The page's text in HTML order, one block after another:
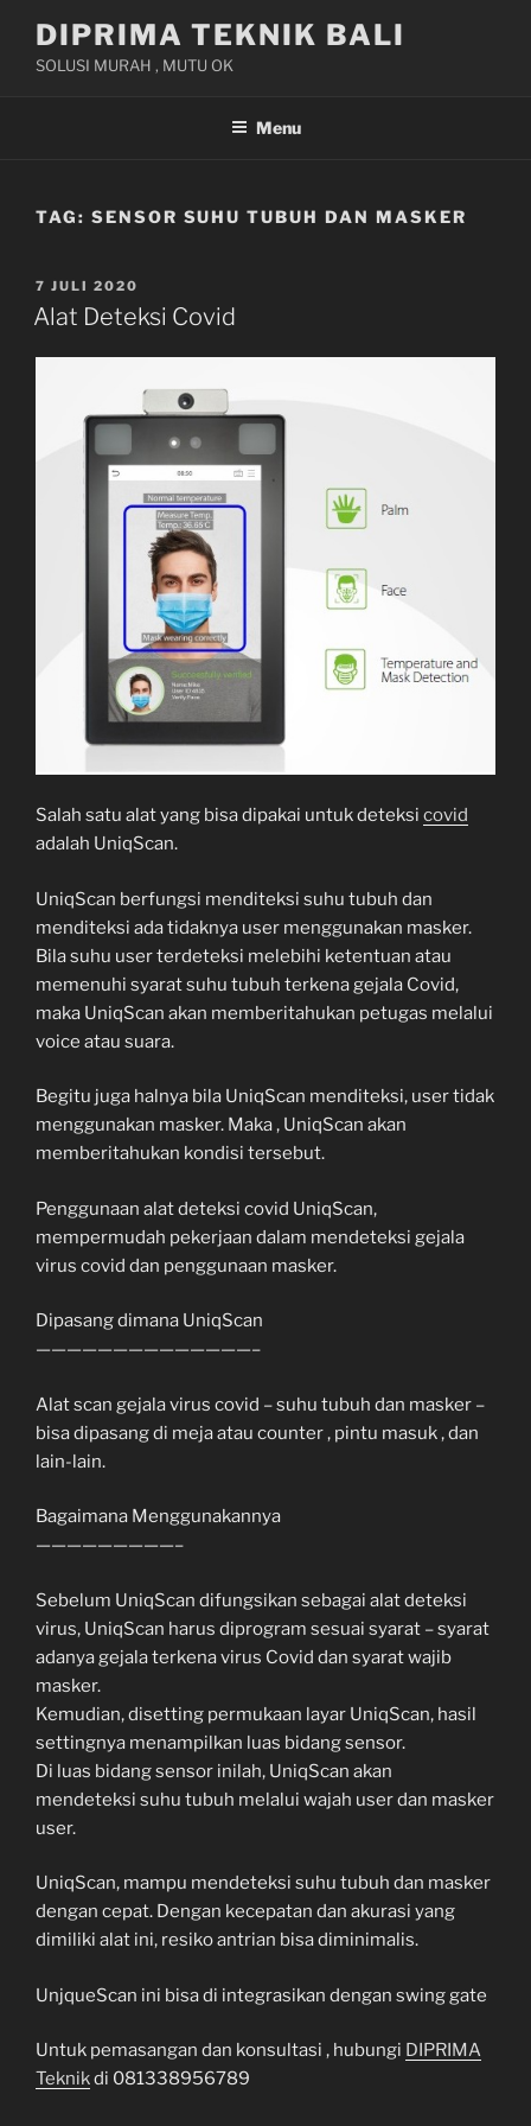
content
DIPRIMA TEKNIK BALI
SOLUSI MURAH , MUTU OK
Menu
TAG: SENSOR SUHU TUBUH DAN MASKER
POSTED
ON
7 JULI 2020
Alat Deteksi Covid
Salah satu alat yang bisa dipakai untuk deteksi covid
adalah UniqScan.
UniqScan berfungsi menditeksi suhu tubuh dan
menditeksi ada tidaknya user menggunakan masker.
Bila suhu user terdeteksi melebihi ketentuan atau
memenuhi syarat suhu tubuh terkena gejala Covid,
maka UniqScan akan memberitahukan petugas melalui
voice atau suara.
Begitu juga halnya bila UniqScan menditeksi, user tidak
menggunakan masker. Maka , UniqScan akan
memberitahukan kondisi tersebut.
Penggunaan alat deteksi covid UniqScan,
mempermudah pekerjaan dalam mendeteksi gejala
virus covid dan penggunaan masker.
Dipasang dimana UniqScan
——————————————–
Alat scan gejala virus covid – suhu tubuh dan masker –
bisa dipasang di meja atau counter , pintu masuk , dan
lain-lain.
Bagaimana Menggunakannya
—————————–
Sebelum UniqScan difungsikan sebagai alat deteksi
virus, UniqScan harus diprogram sesuai syarat – syarat
adanya gejala terkena virus Covid dan syarat wajib
masker.
Kemudian, disetting permukaan layar UniqScan, hasil
settingnya menampilkan luas bidang sensor.
Di luas bidang sensor inilah, UniqScan akan
mendeteksi suhu tubuh melalui wajah user dan masker
user.
UniqScan, mampu mendeteksi suhu tubuh dan masker
dengan cepat. Dengan kecepatan dan akurasi yang
dimiliki alat ini, resiko antrian bisa diminimalis.
UnjqueScan ini bisa di integrasikan dengan swing gate
Untuk pemasangan dan konsultasi , hubungi DIPRIMA
Teknikdi 081338956789